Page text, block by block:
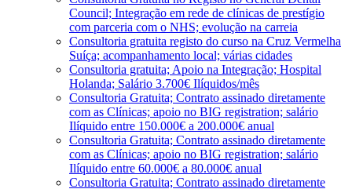
Council; Integração em rede de clínicas de prestígio
com parceria com o NHS; evolução na carreia
Consultoria gratuita registo do curso na Cruz Vermelha
Suíça; acompanhamento local; várias cidades
Consultoria gratuita; Apoio na Integração; Hospital
Holanda; Salário 3.700€ Ilíquidos/mês
Consultoria Gratuita; Contrato assinado diretamente
com as Clínicas; apoio no BIG registration; salário
Ilíquido entre 150.000€ a 200.000€ anual
Consultoria Gratuita; Contrato assinado diretamente
com as Clínicas; apoio no BIG registration; salário
Ilíquido entre 60.000€ a 80.000€ anual
Consultoria Gratuita; Contrato assinado diretamente